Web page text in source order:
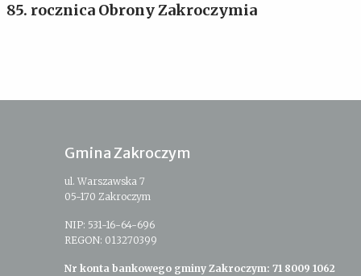
85. rocznica Obrony Zakroczymia
Gmina Zakroczym
ul. Warszawska 7
05-170 Zakroczym
NIP: 531-16-64-696
REGON: 013270399
Nr konta bankowego gminy Zakroczym: 71 8009 1062